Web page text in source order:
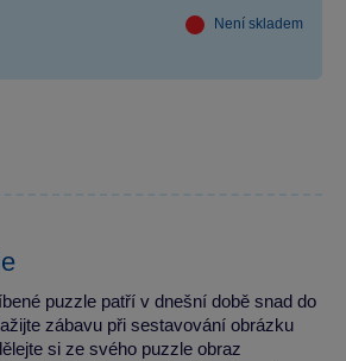
Není skladem
puzzle patří v dnešní době snad do
zábavu při sestavování obrázku
si ze svého puzzle obraz